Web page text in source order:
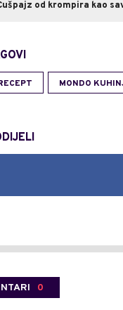
od krompira kao
MONDO
0